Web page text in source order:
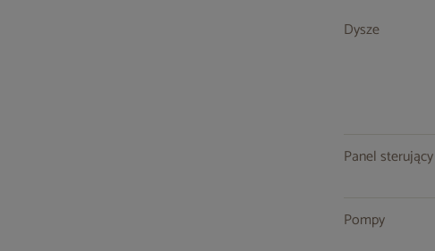
Dysze
Panel sterujący
Pompy